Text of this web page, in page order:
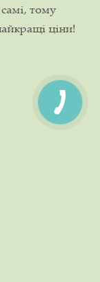
тому
ціни!